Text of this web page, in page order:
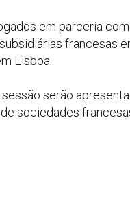
em parceria
francesas
Lisboa.
serão
sociedades